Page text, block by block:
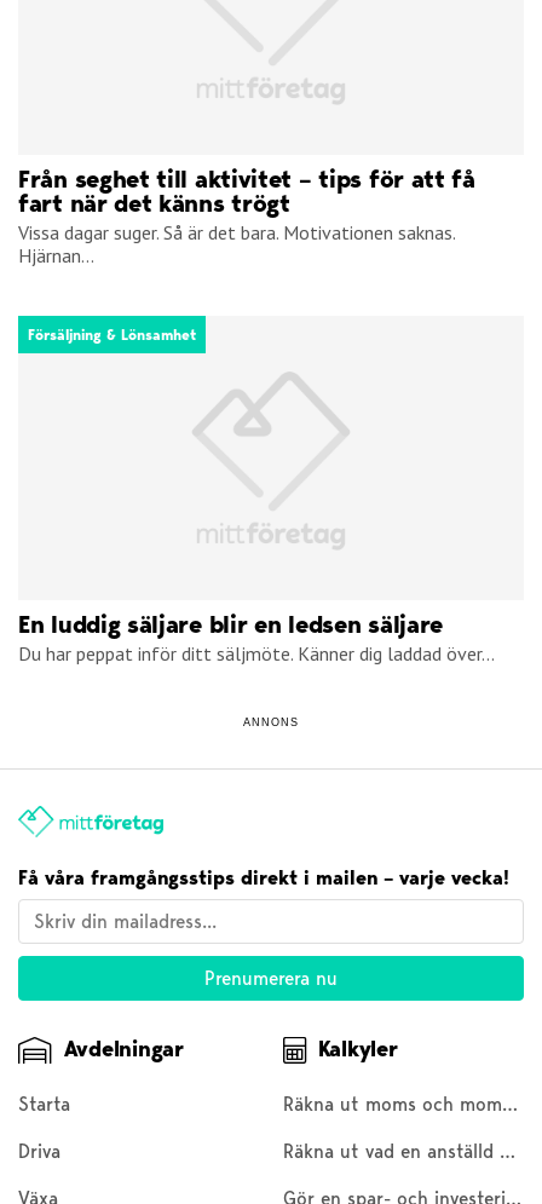
Från seghet till aktivitet – tips för att få
fart när det känns trögt
Vissa dagar suger. Så är det bara. Motivationen saknas.
Hjärnan...
Försäljning & Lönsamhet
En luddig säljare blir en ledsen säljare
Du har peppat inför ditt säljmöte. Känner dig laddad över...
ANNONS
Få våra framgångsstips direkt i mailen – varje vecka!
Avdelningar
Starta
Driva
Växa
Kalkyler
Räkna ut moms och moms baklänges
Räkna ut vad en anställd kostar
Gör en spar- och investeringskalkyl